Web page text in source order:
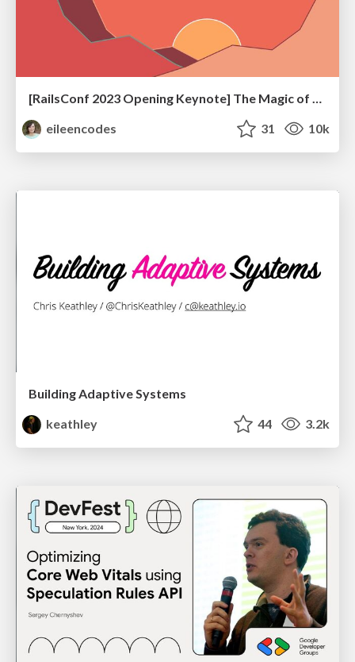
eileencodes
31 10k
Building Adaptive Systems
keathley
44 3.2k